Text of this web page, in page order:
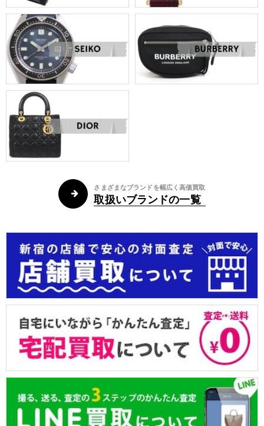
さまざまなブランドを幅広く高価買取
取扱いブランドの一覧